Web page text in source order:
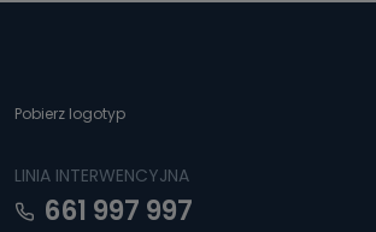
Pobierz logotyp
LINIA INTERWENCYJNA
661 997 997